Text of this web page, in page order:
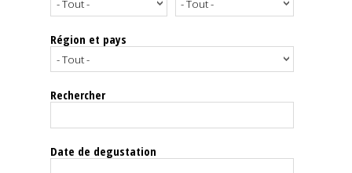
Notes
dégustation
Le
magazine
Région et pays
Rechercher
Date de degustation